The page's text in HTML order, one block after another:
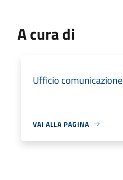
A cura di
Ufficio comunicazione
VAI ALLA PAGINA